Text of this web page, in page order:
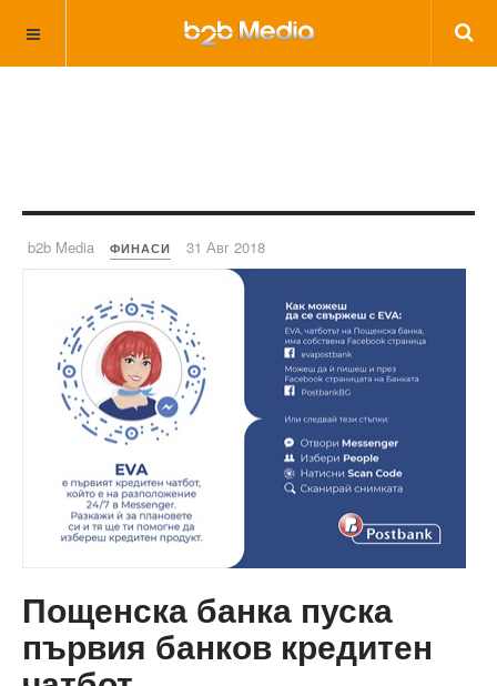
b2b Media ФИНАСИ 31 Авг 2018
Пощенска банка пуска
първия банков кредитен